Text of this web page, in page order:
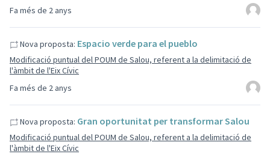
Fa més de 2 anys
Fa més de 2 anys
Nova proposta: Espacio verde para el pueblo
Modificació puntual del POUM de Salou, referent a la delimitació de
l'àmbit de l'Eix Cívic
Nova proposta: Gran oportunitat per transformar Salou
Modificació puntual del POUM de Salou, referent a la delimitació de
l'àmbit de l'Eix Cívic